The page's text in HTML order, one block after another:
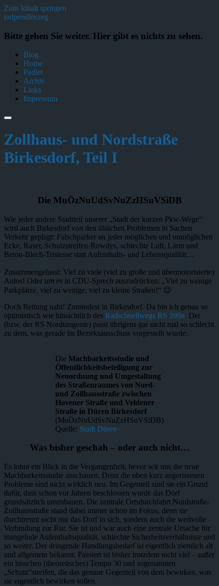
Zum Inhalt springen
radpendler.org
Bitte gehen Sie weiter. Hier gibt es nichts zu sehen.
Blog
Home
Padlet
Archiv
Links
Impressum
Zollhaus- und Nordstraße
Birkesdorf, Teil I
Die MuÖzNuUdSvNuZzHSuVSiDB
Wie jeder andere Stadtteil unserer „Stadt der kurzen Pkw-Wege“
wird auch Birkesdorf von den üblichen Problemen in Sachen
Verkehr geplagt: Falschparker an jeder möglichen und unmöglichen
Ecke, Raser, Schutzstreifen-Rowdys, schlechte Luft, Lärm und
Beton-Blech-Tristesse statt Aufenthalts- und Lebensqualität…
Zusammengefasst: Viel zu viele (viel zu große und übermotorisierte)
Autos! Oder um es in CDU-Sprech auszudrücken: „Viel zu wenige
Parkplätze, viel zu wenige, viel zu kleine Straßen!“ 😉
Doch Rettung naht! Zumindest in Birkesdorf. Da bin ich genau so
optimistisch wie hinsichtlich des Radschnellwegs RS 399n. Der
(bzw. der RS Nordtangente) passt übrigens gar nicht mal so schlecht
zu dem, was gerade im Bezirksausschuss vorgestellt wurde:
Die Machbarkeitsstudie und
Öffentlichkeitsbeteiligung zur
Neuordnung und Umgestaltung
des Straßenraumes von Nord-
und Zollhausstraße zwischen
Hovener Straße und Veldener
Straße in Düren Birkesdorf
(MuÖzNuUdSvNuZzHSuVSiDB)
Quelle: Stadt Düren
Was bisher geschah – oder auch nicht…
Es lohnt ein Blick in die Vergangenheit, bevor wir uns die neue
Machbarkeitsstudie anschauen. Denn die oben kurz angerissenen
Probleme sind nicht wirklich neu. Im Gegenteil sind sie ein Grund
dafür, dass schon vor Jahren beschlossen wurde das Dorf
grundsätzlich umzubauen. Die zentrale Ortsdurchfahrt Nordstraße-
Zollhausstraße stand dabei immer schon im Fokus, denn sie
durchtrennt nicht nur das Dorf in sich, sondern auch die wertvolle
Verbindung zur Rur. Sie ist und war auch eine zentrale Ursache für
mangelnde Aufenthaltsqualität, schlechte Sicherheitsverhältnisse und
so weiter. Der dringende Handlungsbedarf ist eigentlich ziemlich alt
und allgemein bekannt. Passiert ist bisher trotzdem nicht viel – außer
ein bisschen (theoretisches) Tempo 30 und sogenannten
„Schutz“streifen, die das genaue Gegenteil von dem bewirken, was
sie eigentlich bewirken sollen.